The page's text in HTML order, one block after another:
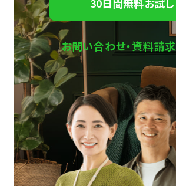
お問い合わせ・資料請求